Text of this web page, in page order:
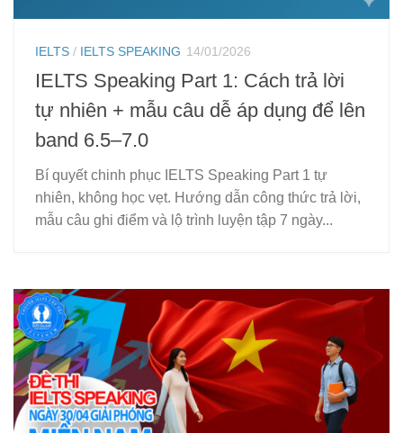
IELTS / IELTS SPEAKING 14/01/2026
IELTS Speaking Part 1: Cách trả lời
tự nhiên + mẫu câu dễ áp dụng để lên
band 6.5–7.0
Bí quyết chinh phục IELTS Speaking Part 1 tự
nhiên, không học vẹt. Hướng dẫn công thức trả lời,
mẫu câu ghi điểm và lộ trình luyện tập 7 ngày...